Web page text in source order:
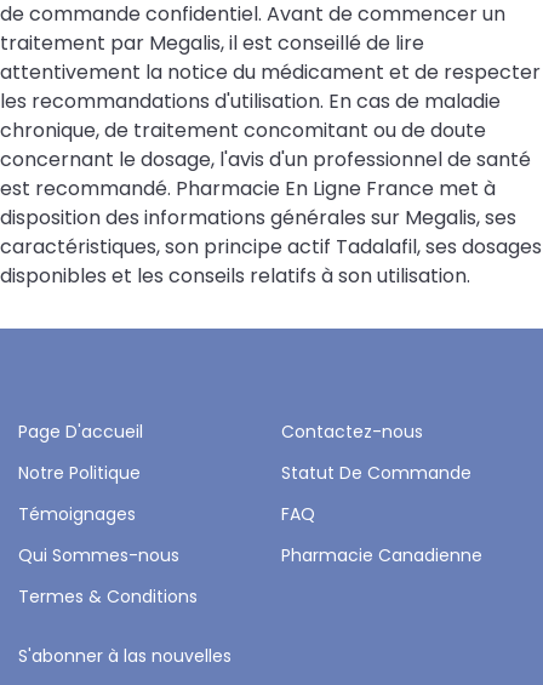
de commande confidentiel. Avant de commencer un
traitement par Megalis, il est conseillé de lire
attentivement la notice du médicament et de respecter
les recommandations d'utilisation. En cas de maladie
chronique, de traitement concomitant ou de doute
concernant le dosage, l'avis d'un professionnel de santé
est recommandé. Pharmacie En Ligne France met à
disposition des informations générales sur Megalis, ses
caractéristiques, son principe actif Tadalafil, ses dosages
disponibles et les conseils relatifs à son utilisation.
Page D'accueil
Contactez-nous
Notre Politique
Statut De Commande
Témoignages
FAQ
Qui Sommes-nous
Pharmacie Canadienne
Termes & Conditions
S'abonner à las nouvelles